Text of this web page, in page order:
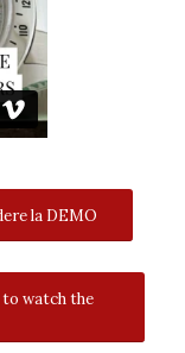
la DEMO
watch the